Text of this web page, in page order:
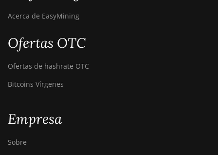
Acerca de EasyMining
Ofertas OTC
Ofertas de hashrate OTC
Bitcoins Vírgenes
Empresa
Sobre